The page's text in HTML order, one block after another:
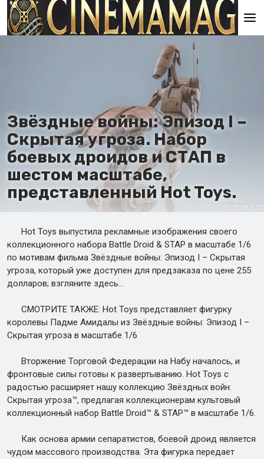
Ru
It
Звёздные войны: Эпизод I –
Скрытая угроза. Набор
боевых дроидов и СТАП в
шестом масштабе,
представленный Hot Toys.
Hot Toys выпустила рекламные изображения своего
коллекционного набора Battle Droid & STAP в масштабе 1/6
по мотивам фильма Звёздные войны: Эпизод I – Скрытая
угроза, который уже доступен для предзаказа по цене 255
долларов; взгляните здесь…
СМОТРИТЕ ТАКЖЕ: Hot Toys представляет фигурку
королевы Падме Амидалы из Звёздные войны: Эпизод I –
Скрытая угроза в масштабе 1/6
Вторжение Торговой Федерации на Набу началось, и
фронтовые силы готовы к развертыванию. Hot Toys с
радостью расширяет нашу коллекцию Звёздных войн:
Скрытая угроза™, предлагая коллекционерам культовый
коллекционный набор Battle Droid™ & STAP™ в масштабе 1/6.
Как основа армии сепаратистов, боевой дроид является
чудом массового производства. Эта фигурка передает